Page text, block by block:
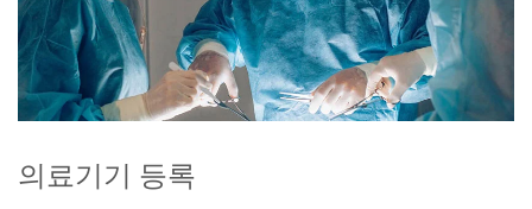
의료기기 등록